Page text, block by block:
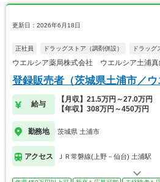
更新日：2026年6月18日
正社員 ドラッグストア（調剤併設） ドラッグ
ウエルシア薬局株式会社 ウエルシア土浦真
登録販売者（茨城県土浦市／ウ
給与
【月収】21.5万円～27.0万円
【年収】308万円～450万円
勤務地 茨城県 土浦市
アクセス ＪＲ常磐線(上野－仙台) 土浦駅